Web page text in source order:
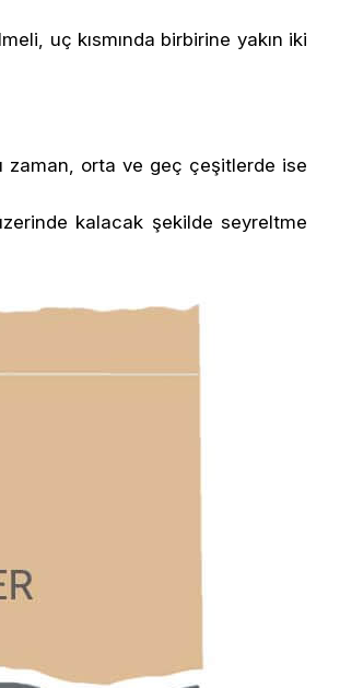
uç kısmında birbirine yakın iki
zaman, orta ve geç çeşitlerde ise
kalacak şekilde seyreltme